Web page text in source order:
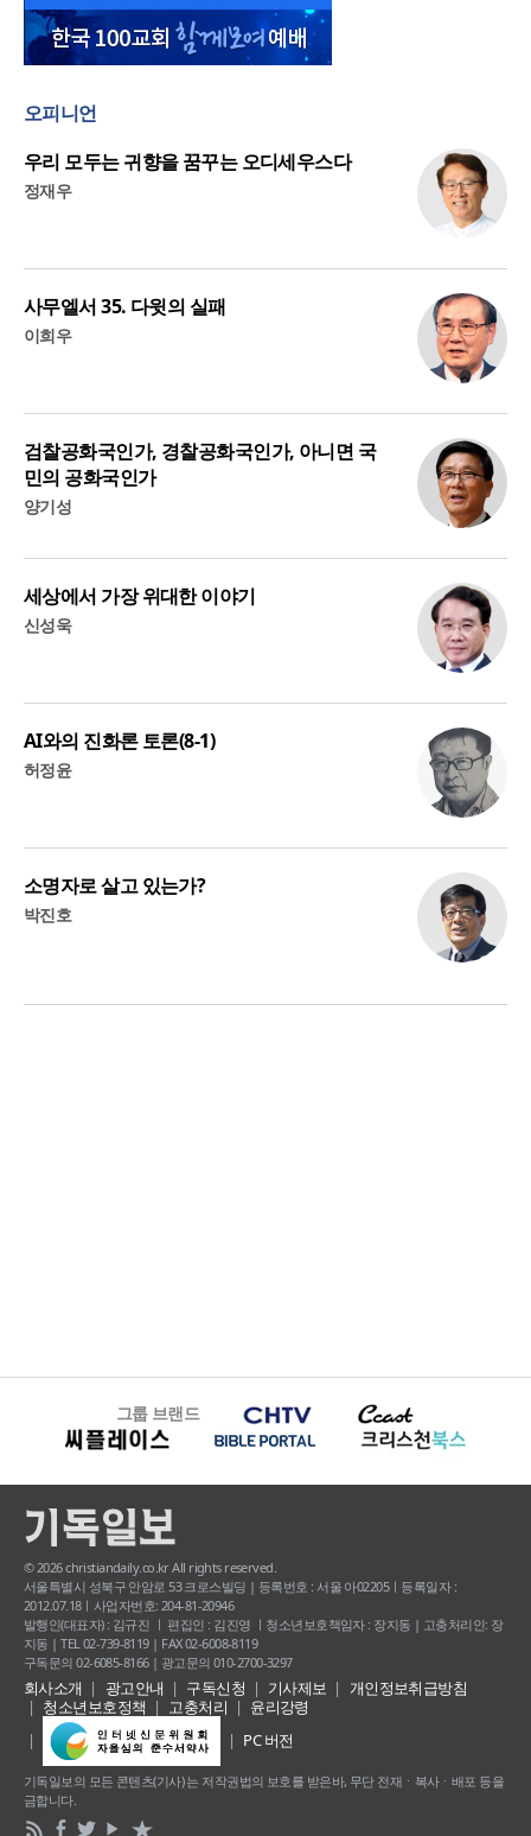
오피니언
우리 모두는 귀향을 꿈꾸는 오디세우스다
정재우
사무엘서 35. 다윗의 실패
이희우
검찰공화국인가, 경찰공화국인가, 아니면 국
민의 공화국인가
양기성
세상에서 가장 위대한 이야기
신성욱
AI와의 진화론 토론(8-1)
허정윤
소명자로 살고 있는가?
박진호
그룹 브랜드
© 2026 christiandaily.co.kr All rights reserved.
서울특별시 성북구 안암로 53 크로스빌딩 | 등록번호 : 서울 아02205ㅣ등록일자 :
2012.07.18ㅣ사업자번호: 204-81-20946
발행인(대표자) : 김규진 ㅣ 편집인 : 김진영 ㅣ청소년보호책임자 : 장지동 | 고충처리인: 장
지동 | TEL 02-739-8119 | FAX 02-6008-8119
구독문의 02-6085-8166 | 광고문의 010-2700-3297
회사소개 광고안내 구독신청 기사제보
개인정보취급방침
청소년보호정책
고충처리
윤리강령
PC 버전
기독일보의 모든 콘텐츠(기사) 는 저작권법의 보호를 받은바, 무단 전재ㆍ복사ㆍ배포 등을
금합니다.